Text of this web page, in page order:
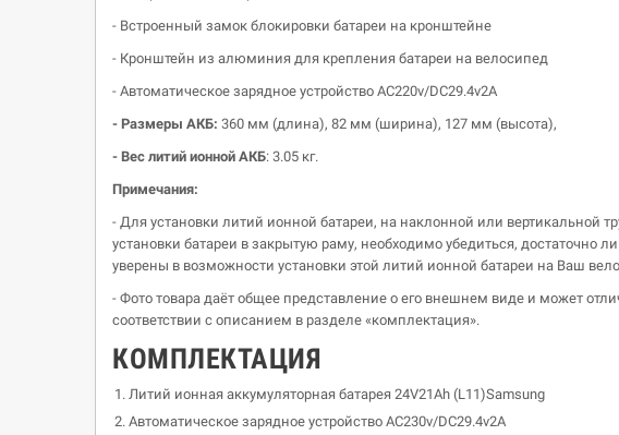
- Встроенный замок блокировки батареи на кронштейне
- Кронштейн из алюминия для крепления батареи на велосипед
- Автоматическое зарядное устройство АС220v/DC29.4v2A
- Размеры АКБ: 360 мм (длина), 82 мм (ширина), 127 мм (высота),
- Вес литий ионной АКБ: 3.05 кг.
Примечания:
- Для установки литий ионной батареи, на наклонной или вертикальной
установки батареи в закрытую раму, необходимо убедиться, достаточно
уверены в возможности установки этой литий ионной батареи на Ваш
- Фото товара даёт общее представление о его внешнем виде и может
соответствии с описанием в разделе «комплектация».
КОМПЛЕКТАЦИЯ
Литий ионная аккумуляторная батарея 24V21Ah (L11)Samsung
Автоматическое зарядное устройство AC230v/DC29.4v2А